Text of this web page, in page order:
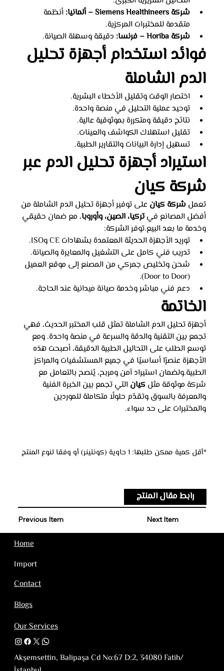
شركة Siemens Healthineers – ألمانيا:
أنظمة
متقدمة للمختبرات المركزية.
شركة Horiba – فرنسا:
دقيقة وسهلة الصيانة.
فوائد استخدام أجهزة تحليل
الدم الشاملة
اختصار الوقت وتقليل الأخطاء البشرية.
توحيد عملية التحليل في منصة واحدة.
نتائج دقيقة ومتكررة بموثوقية عالية.
تقليل استهلاك الكواشف والعينات.
تسهيل إدارة البيانات والتقارير الطبية.
استيراد أجهزة تحليل الدم عبر
شركة كيان
تعمل شركة كيان على توفير أجهزة تحليل الدم الشاملة من
أفضل المصانع في تركيا، الصين، وأوروبا، مع ضمان حقيقي
وخدمة ما بعد البيع.توفر الشركة:
توريد الأجهزة الحديثة المعتمدة بشهادات CE وISO.
تدريب فني كامل على التشغيل والمعايرة والصيانة.
شحن وتخليص جمركي من المصنع إلى موقع العميل
(Door to Door).
دعم فني مباشر وخدمة صيانة ميدانية عند الحاجة.
الخاتمة
أجهزة تحليل الدم الشاملة تمثل قلب المختبر الحديث، فهي
تجمع بين التقنية والدقة والسرعة في منصة واحدة. ومع
توسع الطلب على التحاليل الطبية الدقيقة، أصبحت هذه
الأجهزة عنصرًا أساسيًا في جميع المستشفيات والمراكز
الطبية.ولضمان استيراد آمن ومربح، يُنصح بالتعامل مع
شركة موثوقة مثل كيان التي تجمع بين الخبرة الفنية
والمعرفة بالسوق وتقدّم حلولًا متكاملة للموردين
والمختبرات على حد سواء.
*أقل كمية ممكن طلبها: 1 حاوية (كونتينر) أو وفقا لنوع المنتج
رابط مقال المنتج
Next Item
Previous Item
Home
Import
Contact
Blogs
Our Services
Akşemsettin, Balipaşa Cd No:67 D:2, 34080 Fatih/